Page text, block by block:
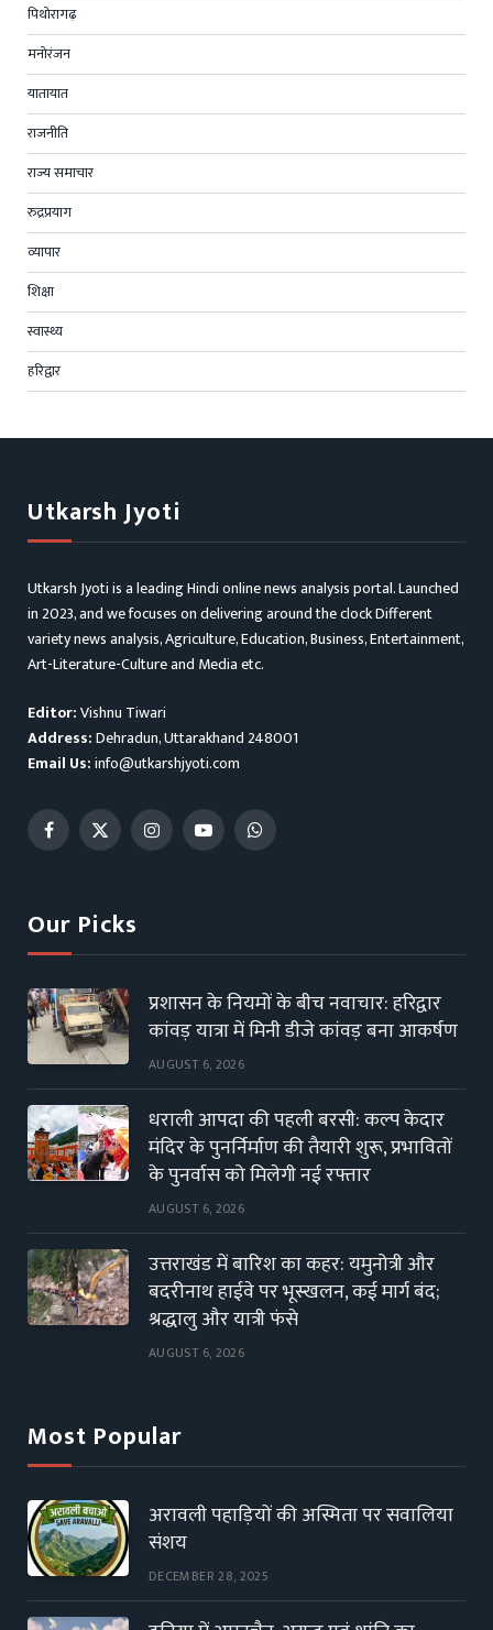
पिथोरागढ़
मनोरंजन
यातायात
राजनीति
राज्य समाचार
रुद्रप्रयाग
व्यापार
शिक्षा
स्वास्थ्य
हरिद्वार
Utkarsh Jyoti
Utkarsh Jyoti is a leading Hindi online news analysis portal. Launched
in 2023, and we focuses on delivering around the clock Different
variety news analysis, Agriculture, Education, Business, Entertainment,
Art-Literature-Culture and Media etc.
Editor:Vishnu Tiwari
Address:Dehradun, Uttarakhand 248001
Email Us:info@utkarshjyoti.com
Facebook
X
InstagramYouTubeWhatsApp
Our Picks
प्रशासन के नियमों के बीच नवाचार: हरिद्वार
कांवड़ यात्रा में मिनी डीजे कांवड़ बना आकर्षण
AUGUST 6, 2026
धराली आपदा की पहली बरसी: कल्प केदार
मंदिर के पुनर्निर्माण की तैयारी शुरू, प्रभावितों
के पुनर्वास को मिलेगी नई रफ्तार
AUGUST 6, 2026
उत्तराखंड में बारिश का कहर: यमुनोत्री और
बदरीनाथ हाईवे पर भूस्खलन, कई मार्ग बंद;
श्रद्धालु और यात्री फंसे
AUGUST 6, 2026
Most Popular
अरावली पहाड़ियों की अस्मिता पर सवालिया
संशय
DECEMBER 28, 2025